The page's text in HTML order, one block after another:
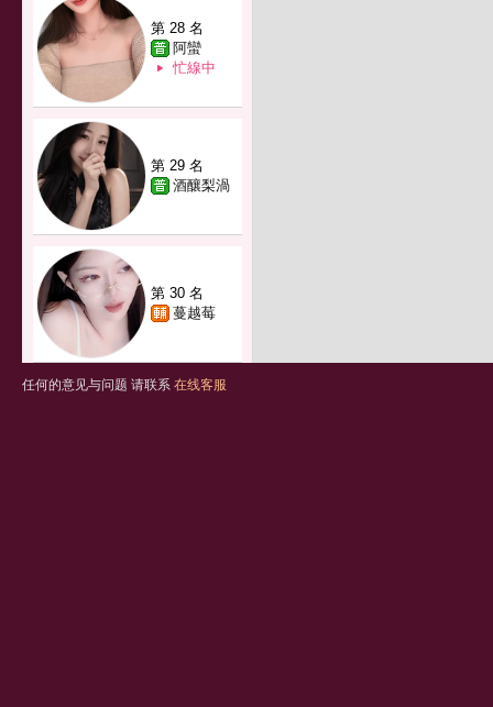
第 28 名
阿蠻
忙線中
第 29 名
酒釀梨渦
第 30 名
蔓越莓
任何的意见与问题 请联系 在线客服